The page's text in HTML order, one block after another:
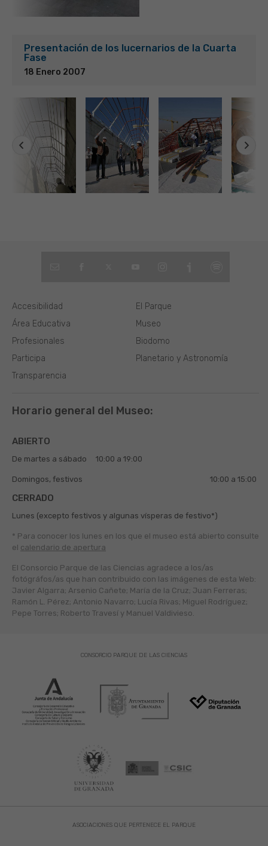
Presentación de los lucernarios de la Cuarta
Fase
18 Enero 2007
El Parque
Museo
Biodomo
Planetario y Astronomía
Área Educativa
Profesionales
Participa
Transparencia
Accesibilidad
Horario general del Museo:
ABIERTO
De martes a sábado 10:00 a 19:00
Domingos, festivos 10:00 a 15:00
CERRADO
Lunes (excepto festivos y algunas vísperas de festivo*)
* Para conocer los lunes en los que el museo está abierto consulte
el calendario de apertura
El Consorcio Parque de las Ciencias agradece a los/as
fotógráfos/as que han contribuido con las imágenes de esta Web:
Javier Algarra; Arsenio Cañete; María de la Cruz; Juan Ferreras;
Ramón L. Pérez; Antonio Navarro; Lucía Rivas; Miguel Rodríguez;
Pepe Torres; Roberto Travesí y Manuel Valdivieso.
ASOCIACIONES QUE PERTENECE EL PARQUE
CONSORCIO PARQUE DE LAS CIENCIAS